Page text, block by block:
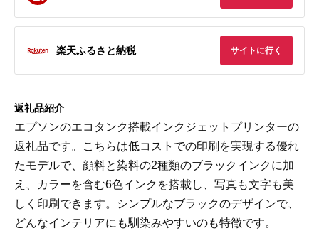
楽天ふるさと納税 サイトに行く
返礼品紹介
エプソンのエコタンク搭載インクジェットプリンターの
返礼品です。こちらは低コストでの印刷を実現する優れ
たモデルで、顔料と染料の2種類のブラックインクに加
え、カラーを含む6色インクを搭載し、写真も文字も美
しく印刷できます。シンプルなブラックのデザインで、
どんなインテリアにも馴染みやすいのも特徴です。